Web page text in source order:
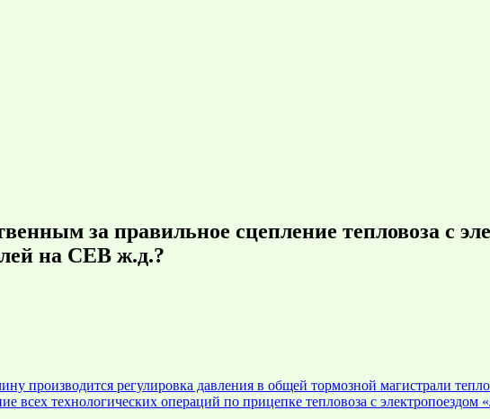
за правильное сцепление тепловоза с
на СЕВ ж.д.?
производится регулировка давления в общей тормозной магистрали
всех технологических операций по прицепке тепловоза с